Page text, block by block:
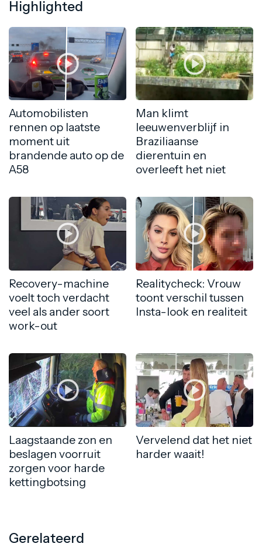
Highlighted
Automobilisten
rennen op laatste
moment uit
brandende auto op de
A58
Man klimt
leeuwenverblijf in
Braziliaanse
dierentuin en
overleeft het niet
Recovery-machine
voelt toch verdacht
veel als ander soort
work-out
Realitycheck: Vrouw
toont verschil tussen
Insta-look en realiteit
Laagstaande zon en
beslagen voorruit
zorgen voor harde
kettingbotsing
Vervelend dat het niet
harder waait!
Gerelateerd